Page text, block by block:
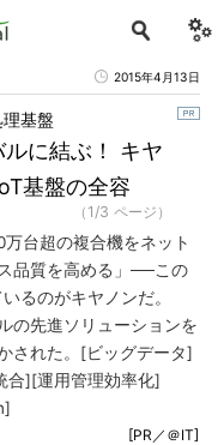
2015年4月13日
に結ぶ！ キヤ
基盤の全容
基盤
（1/3 ページ）
万台超の複合機をネット
品質を高める」──この
るのがキヤノンだ。
の先進ソリューションを
された。[ビッグデータ]
合][運用管理効率化]
[PR／＠IT]